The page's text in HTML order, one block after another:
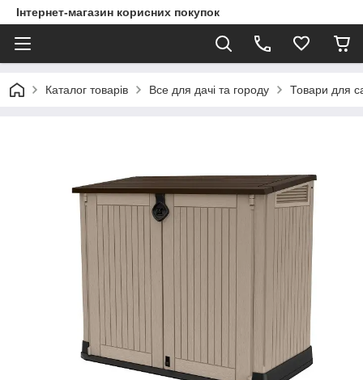
Інтернет-магазин корисних покупок
Каталог товарів Все для дачі та городу Товари для